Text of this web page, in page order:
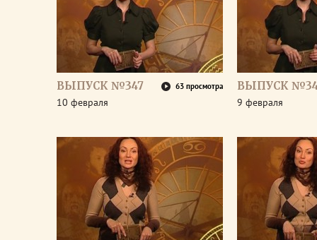
ВЫПУСК №347 63 просмотра
10 февраля
ВЫПУСК
9 февраля